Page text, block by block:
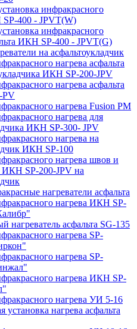
инфракрасного
400 - JPVT(W)
инфракрасного
ИКН SP-400 - JPVT(G)
на асфальтоукладчик
нагрева асфальта
ИКН SP-200-JPV
нагрева асфальта
PV
нагрева Fusion PM
нагрева для
ИКН SP-300- JPV
нагрева на
ИКН SP-100
нагрева швов и
SP-200-JPV на
нагреватели асфальта
нагрева ИКН SP-
нагреватель асфальта SG-135
нагрева SP-
нагрева SP-
нагрева ИКН SP-
нагрева УИ 5-16
установка нагрева асфальта